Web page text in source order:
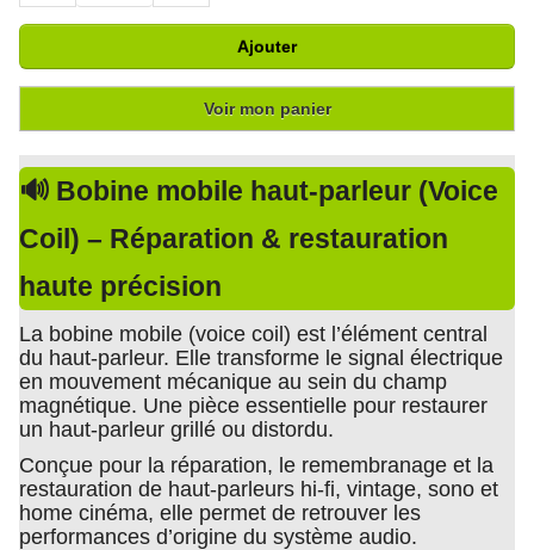
Ajouter
Voir mon panier
🔊 Bobine mobile haut-parleur (Voice
Coil) – Réparation & restauration
haute précision
La bobine mobile (voice coil) est l’élément central
du haut-parleur. Elle transforme le signal électrique
en mouvement mécanique au sein du champ
magnétique. Une pièce essentielle pour restaurer
un haut-parleur grillé ou distordu.
Conçue pour la réparation, le remembranage et la
restauration de haut-parleurs hi-fi, vintage, sono et
home cinéma, elle permet de retrouver les
performances d’origine du système audio.